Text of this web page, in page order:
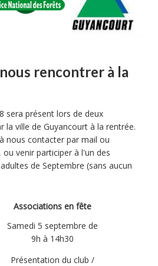
rencontrer à la
sera présent lors de deux
la ville de Guyancourt à la rentrée.
nous contacter par mail ou
venir participer à l'un des
de Septembre (sans aucun
Associations en fête
Samedi 5 septembre de
9h à 14h30
Présentation du club /